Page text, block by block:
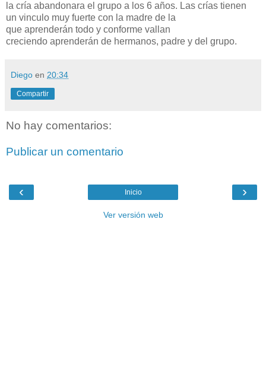
la cría abandonara el grupo a los 6 años. Las crías tienen
un vinculo muy fuerte con la madre de la
que aprenderán todo y conforme vallan
creciendo aprenderán de hermanos, padre y del grupo.
Diego en 20:34
Compartir
No hay comentarios:
Publicar un comentario
‹ ›
Inicio
Ver versión web